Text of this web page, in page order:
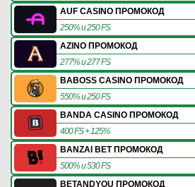
AUF CASINO ПРОМОКОД
250% и 250 FS
AZINO ПРОМОКОД
277% и 277 FS
BABOSS CASINO ПРОМОКОД
550% и 250 FS
BANDA CASINO ПРОМОКОД
400 FS + 125%
BANZAI BET ПРОМОКОД
500% и 530 FS
BETANDYOU ПРОМОКОД